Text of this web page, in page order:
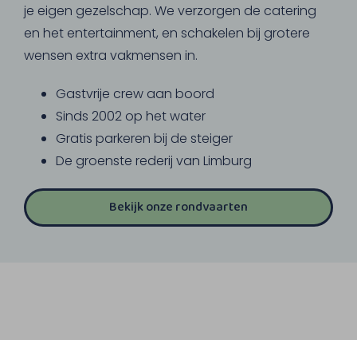
je eigen gezelschap. We verzorgen de catering
en het entertainment, en schakelen bij grotere
wensen extra vakmensen in.
Gastvrije crew aan boord
Sinds 2002 op het water
Gratis parkeren bij de steiger
De groenste rederij van Limburg
Bekijk onze rondvaarten